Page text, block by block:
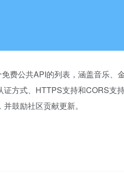
费公共API的列表，涵盖音乐、
方式、HTTPS支持和CORS支
鼓励社区贡献更新。